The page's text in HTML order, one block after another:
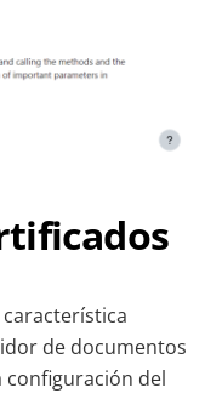
de documentos
configuración del